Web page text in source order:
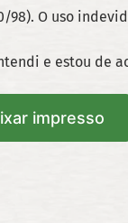
98). O uso
e estou de
impresso